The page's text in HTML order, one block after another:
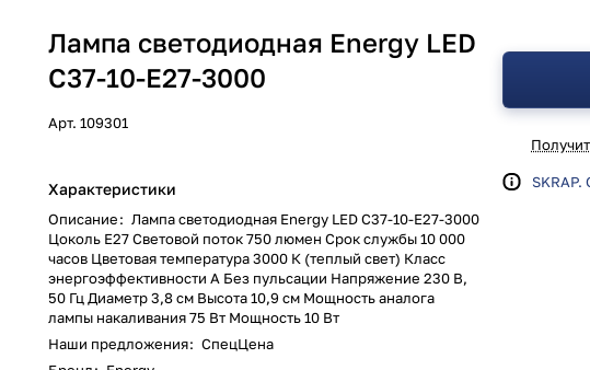
Лампа светодиодная Energy LED
С37-10-E27-3000
Арт.109301
Характеристики
Описание: Лампа светодиодная Energy LED С37-10-E27-3000
Цоколь E27 Световой поток 750 люмен Срок службы 10 000
часов Цветовая температура 3000 К (теплый свет) Класс
энергоэффективности А Без пульсации Напряжение 230 В,
50 Гц Диаметр 3,8 см Высота 10,9 см Мощность аналога
лампы накаливания 75 Вт Мощность 10 Вт
Наши предложения: СпецЦена
SKRAP.